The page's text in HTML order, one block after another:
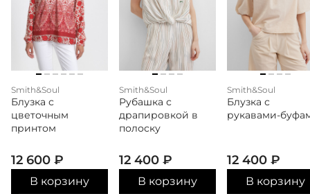
Smith&Soul
Блузка с
цветочным
принтом
12 600 ₽
В корзину
Smith&Soul
Рубашка с
драпировкой в
полоску
12 400 ₽
В корзину
Smith&Soul
Блузка с
рукавами-
12 400 ₽
В корзину